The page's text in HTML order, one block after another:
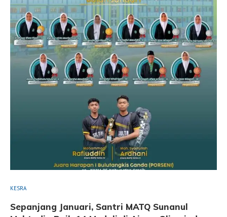
KESRA
Sepanjang Januari, Santri MATQ Sunanul